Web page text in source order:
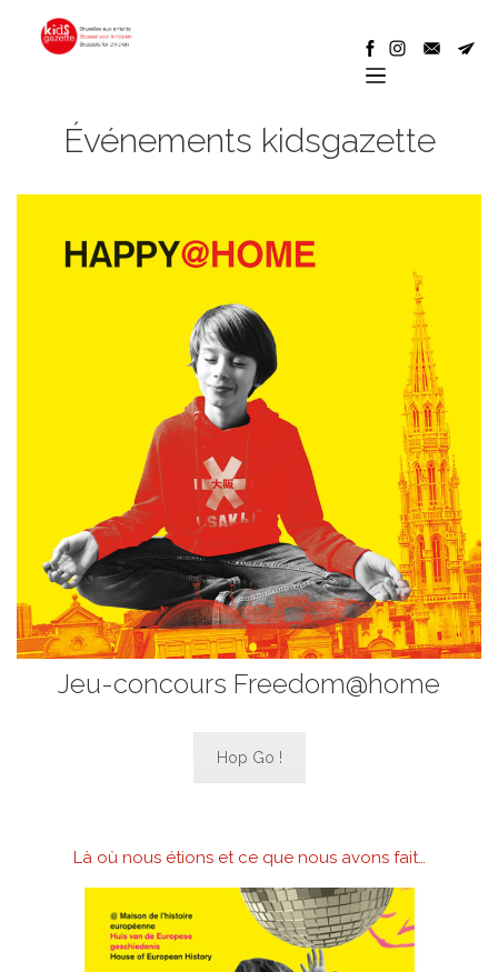
Événements kidsgazette
Jeu-concours Freedom@home
Hop Go !
Là où nous étions et ce que nous avons fait…